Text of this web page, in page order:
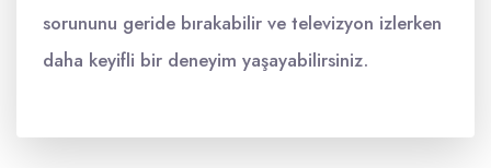
sorununu geride bırakabilir ve televizyon izlerken
daha keyifli bir deneyim yaşayabilirsiniz.